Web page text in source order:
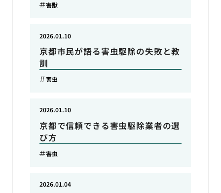
害獣
京都市民が語る害虫駆除の失敗と教
訓
2026.01.10
害虫
京都で信頼できる害虫駆除業者の選
び方
2026.01.10
害虫
2026.01.04